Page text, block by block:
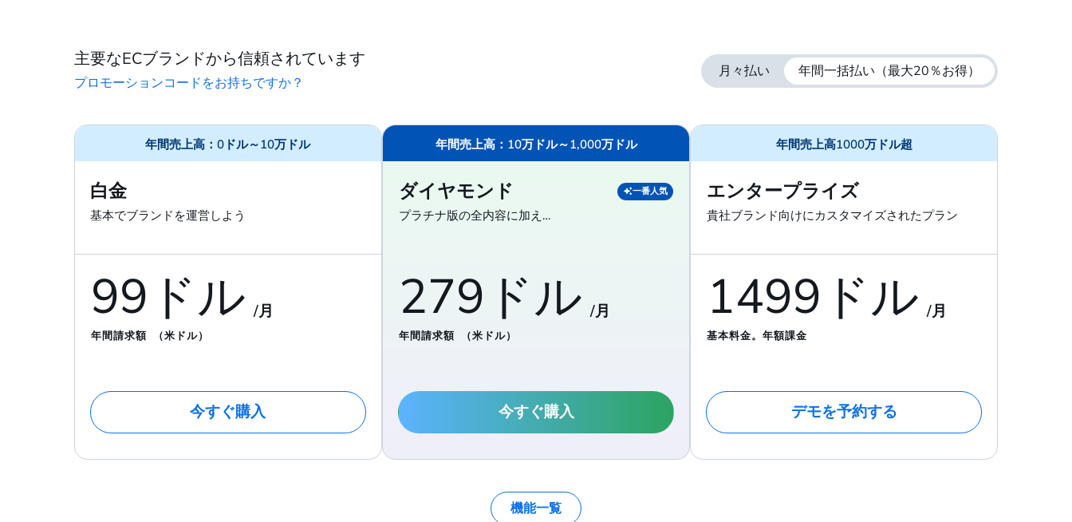
主要なECブランドから信頼されています
プロモーションコードをお持ちですか？
月々払い 年間一括払い （最大20％お得）
年間売上高：0ドル～10万ドル
白金
基本でブランドを運営しよう
99ドル /月
年間請求額 （米ドル）
今すぐ購入
年間売上高：10万ドル～1,000万ドル
ダイヤモンド 一番人気
プラチナ版の全内容に加え…
279ドル /月
年間請求額 （米ドル）
今すぐ購入
年間売上高1000万ドル超
エンタープライズ
貴社ブランド向けにカスタマイズされたプラン
1499ドル /月
基本料金。年額課金
デモを予約する
機能一覧